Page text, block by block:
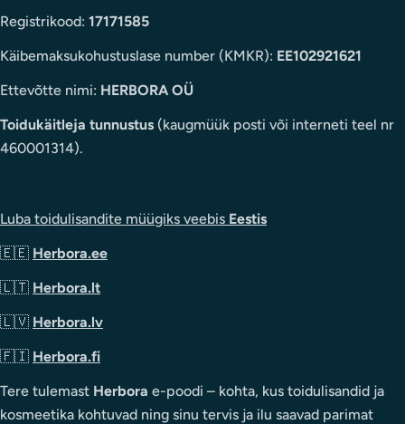
Registrikood: 17171585
Käibemaksukohustuslase number (KMKR): EE102921621
Ettevõtte nimi: HERBORA OÜ
Toidukäitleja tunnustus (kaugmüük posti või interneti teel nr
460001314).
Luba toidulisandite müügiks veebis Eestis
🇪🇪 Herbora.ee
🇱🇹 Herbora.lt
🇱🇻 Herbora.lv
🇫🇮 Herbora.fi
Tere tulemast Herbora e-poodi – kohta, kus toidulisandid ja
kosmeetika kohtuvad ning sinu tervis ja ilu saavad parimat